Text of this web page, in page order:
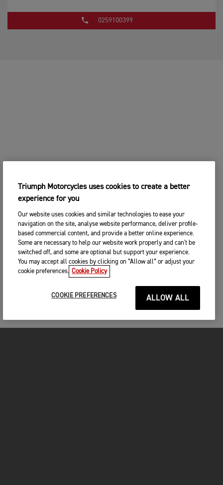
0259100399
Triumph Motorcycles uses cookies to create a better
experience for you
Our website uses cookies and similar technologies to ease your
navigation on the site, analyse website performance, deliver profile-
based commercial content, and provide a better online experience.
Some are necessary to help our website work properly and can't be
switched off, and some are optional but support your experience.
You may accept all cookies by clicking on “Allow all” or adjust your
cookie preferences. Cookie Policy
COOKIE PREFERENCES ALLOW ALL